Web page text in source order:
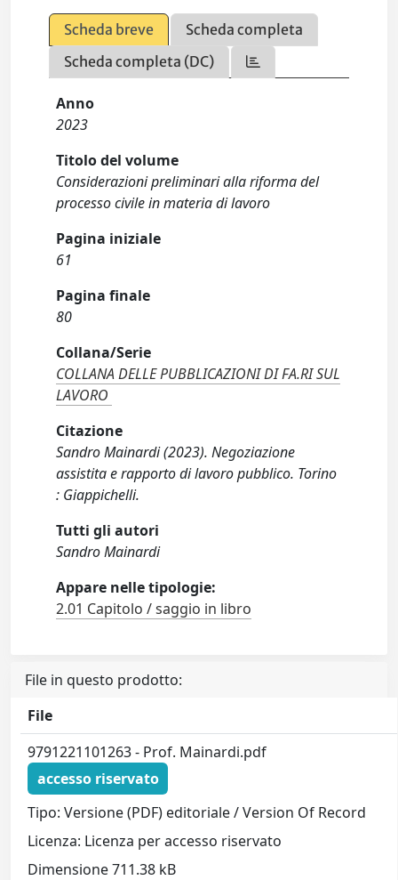
Scheda breve
Scheda completa
Scheda completa (DC)
Anno
2023
Titolo del volume
Considerazioni preliminari alla riforma del
processo civile in materia di lavoro
Pagina iniziale
61
Pagina finale
80
Collana/Serie
COLLANA DELLE PUBBLICAZIONI DI FA.RI SUL
LAVORO
Citazione
Sandro Mainardi (2023). Negoziazione
assistita e rapporto di lavoro pubblico. Torino
: Giappichelli.
Tutti gli autori
Sandro Mainardi
Appare nelle tipologie:
2.01 Capitolo / saggio in libro
File in questo prodotto:
File
9791221101263 - Prof. Mainardi.pdf
accesso riservato
Tipo: Versione (PDF) editoriale / Version Of Record
Licenza: Licenza per accesso riservato
Dimensione 711.38 kB